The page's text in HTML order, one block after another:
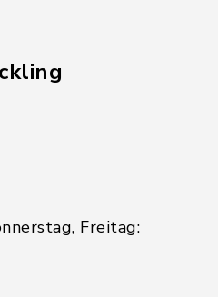
Freitag: